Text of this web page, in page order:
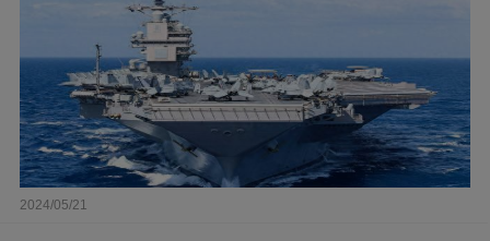
2024/05/21